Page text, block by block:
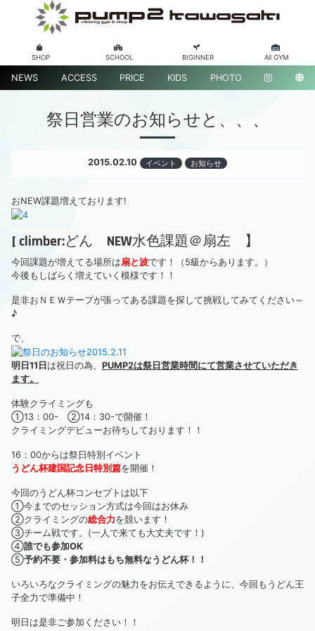
SHOP SCHOOL BIGINNER All GYM
NEWS ACCESS PRICE KIDS PHOTO
祭日営業のお知らせと、、、
2015.02.10 イベント お知らせ
おNEW課題増えております!
[ climber:どん NEW水色課題＠扇左 】
今回課題が増えてる場所は扇と波です！（5級からあります。）
今後もしばらく増えていく模様です！！
是非おＮＥＷテープが張ってある課題を探して挑戦してみてください～
♪
で、
明日11日 は祝日の為、 PUMP2は祭日営業時間にて営業させていただき
ます。
体験クライミングも
①13：00- ②14：30-で開催！
クライミングデビューお待ちしております！！
16：00からは祭日特別イベント
うどん杯建国記念日特別篇を開催！
今回のうどん杯コンセプトは以下
①今までのセッション方式は今回はお休み
②クライミングの総合力を競います！
③チーム戦です。(一人で来ても大丈夫です！)
④誰でも参加OK
⑤予約不要・参加料はもち無料なうどん杯！！
いろいろなクライミングの魅力をお伝えできるように、今回もうどん王
子全力で準備中！
明日は是非ご参加ください！！